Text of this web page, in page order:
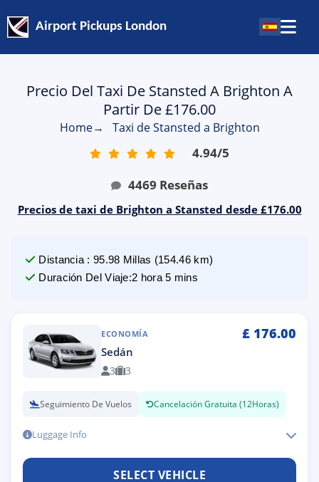
Airport Pickups London
Precio Del Taxi De Stansted A Brighton A
Partir De £176.00
Home→ Taxi de Stansted a Brighton
4.94/5
4469 Reseñas
Precios de taxi de Brighton a Stansted desde £176.00
Distancia : 95.98 Millas (154.46km)
Duración Del Viaje:2 hora 5 mins
ECONOMÍA £ 176.00
Sedán
3 3
Seguimiento De Vuelos Cancelación Gratuita (12Horas)
Luggage Info
SELECT VEHICLE